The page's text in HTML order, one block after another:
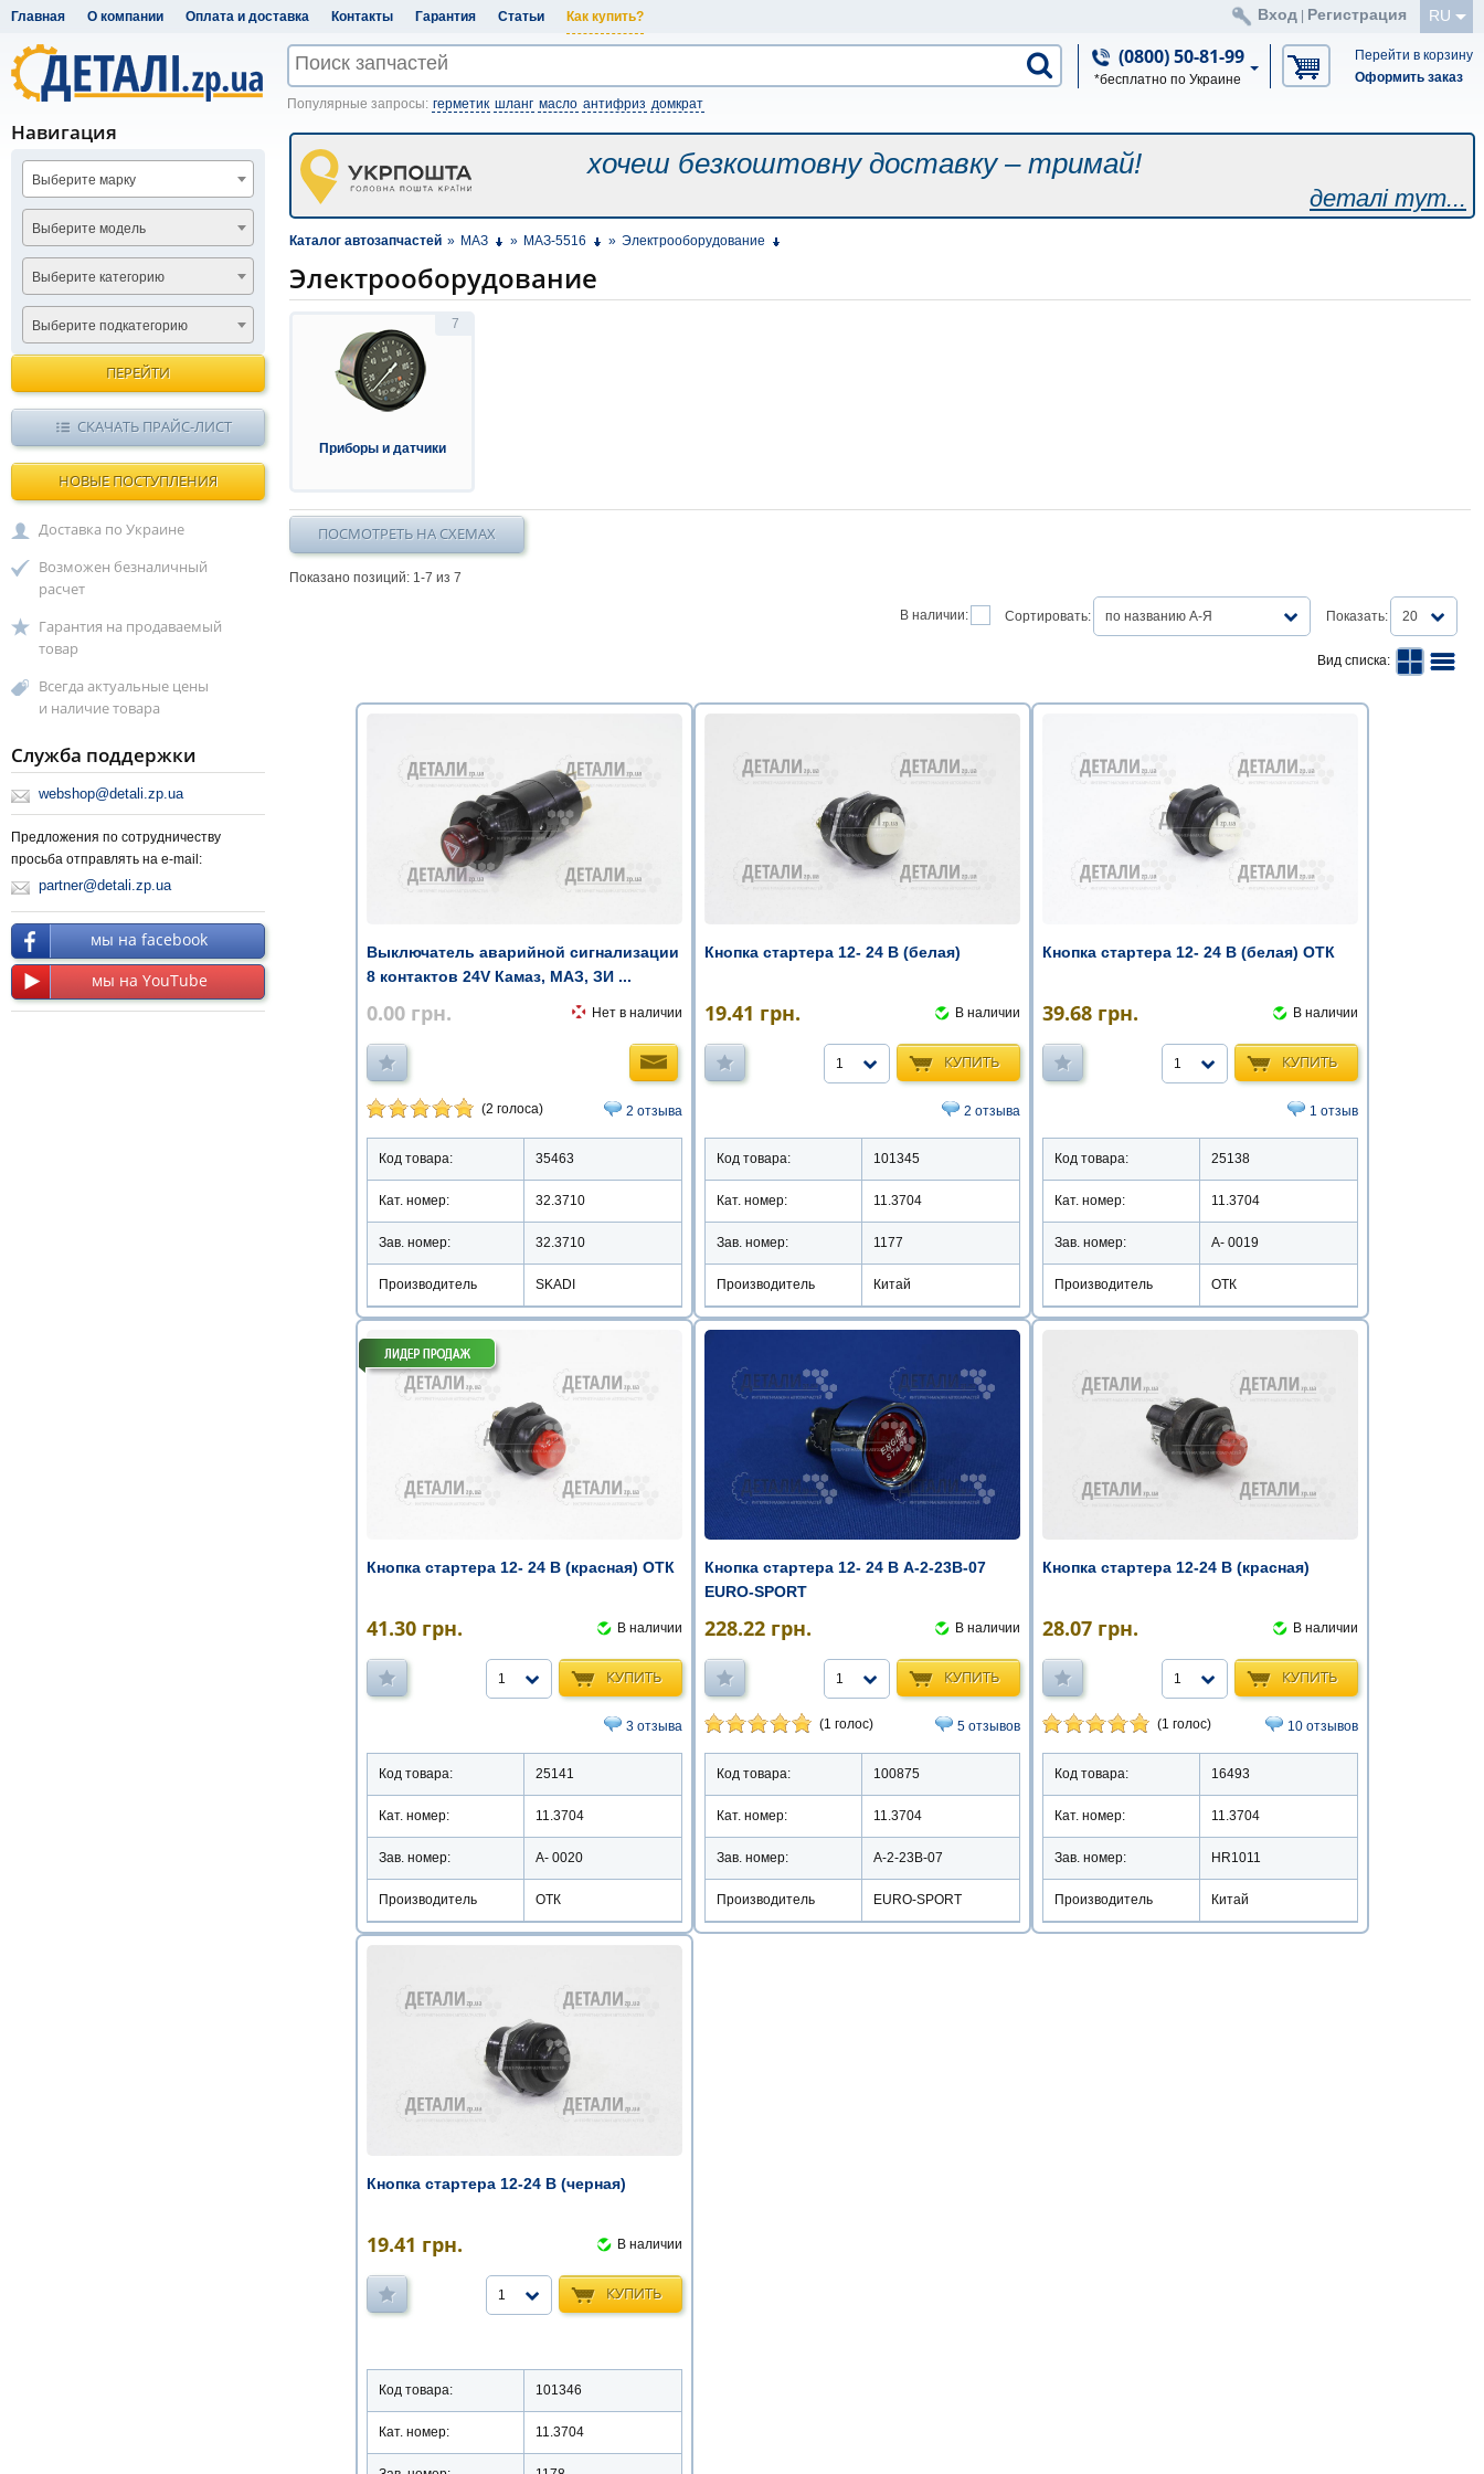
Главная О компании Оплата и доставка Контакты Гарантия Статьи Как купить? RU
Вход Регистрация
(0800) 50-81-99
*бесплатно по Украине
Перейти в корзину
Оформить заказ
Популярные запросы: герметик шланг масло антифриз домкрат
хочеш безкоштовну доставку – тримай!
деталі тут...
Каталог автозапчастей » МАЗ » МАЗ-5516 » Электрооборудование
Электрооборудование
7
Приборы и датчики
ПОСМОТРЕТЬ НА СХЕМАХ
Показано позиций: 1-7 из 7
В наличии: Сортировать: по названию А-Я Показать: 20
Вид списка:
Выключатель аварийной сигнализации
8 контактов 24V Камаз, МАЗ, ЗИ ...
0.00 грн. Нет в наличии
(2 голоса) 2 отзыва
Код товара: 35463
Кат. номер: 32.3710
Зав. номер: 32.3710
Производитель SKADI
Кнопка стартера 12- 24 В (белая)
19.41 грн. В наличии
КУПИТЬ
1
2 отзыва
Код товара: 101345
Кат. номер: 11.3704
Зав. номер: 1177
Производитель Китай
Кнопка стартера 12- 24 В (белая) ОТК
39.68 грн. В наличии
КУПИТЬ
1
1 отзыв
Код товара: 25138
Кат. номер: 11.3704
Зав. номер: А- 0019
Производитель ОТК
Кнопка стартера 12- 24 В (красная) ОТК
41.30 грн. В наличии
КУПИТЬ
1
3 отзыва
Код товара: 25141
Кат. номер: 11.3704
Зав. номер: А- 0020
Производитель ОТК
Кнопка стартера 12- 24 В А-2-23В-07
EURO-SPORT
228.22 грн. В наличии
КУПИТЬ
1
(1 голос) 5 отзывов
Код товара: 100875
Кат. номер: 11.3704
Зав. номер: А-2-23В-07
Производитель EURO-SPORT
Кнопка стартера 12-24 В (красная)
28.07 грн. В наличии
КУПИТЬ
1
(1 голос) 10 отзывов
Код товара: 16493
Кат. номер: 11.3704
Зав. номер: HR1011
Производитель Китай
Кнопка стартера 12-24 В (черная)
19.41 грн. В наличии
КУПИТЬ
1
Код товара: 101346
Кат. номер: 11.3704
Навигация
Выберите марку
Выберите модель
Выберите категорию
Выберите подкатегорию
ПЕРЕЙТИ
СКАЧАТЬ ПРАЙС-ЛИСТ
НОВЫЕ ПОСТУПЛЕНИЯ
Доставка по Украине
Возможен безналичный
расчет
Гарантия на продаваемый
товар
Всегда актуальные цены
и наличие товара
Служба поддержки
webshop@detali.zp.ua
Предложения по сотрудничеству
просьба отправлять на e-mail:
partner@detali.zp.ua
мы на facebook
мы на YouTube